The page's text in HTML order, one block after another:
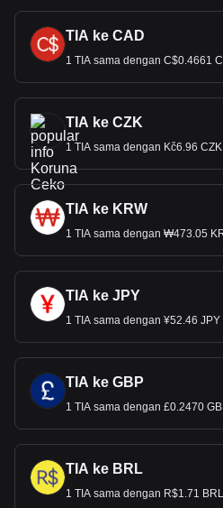
TIA ke CAD
1 TIA sama dengan C$0.4661
TIA ke CZK
1 TIA sama dengan Kč6.96 CZK
TIA ke KRW
1 TIA sama dengan ₩473.05
TIA ke JPY
1 TIA sama dengan ¥52.46 JPY
TIA ke GBP
1 TIA sama dengan £0.2470
TIA ke BRL
1 TIA sama dengan R$1.71 BRL